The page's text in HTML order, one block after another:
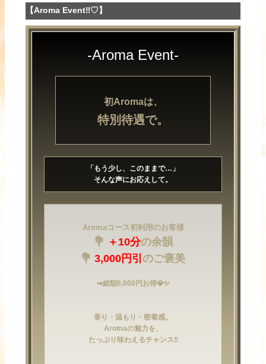
【Aroma Event‼♡】
-Aroma Event-
初Aromaは、
特別待遇で。
「もう少し、このままで…」
そんな声にお応えして。
Aromaコース初利用のお客様
💐 ＋10分の余韻
💐 3,000円引 のご褒美
➡総額6,000円お得💎✨
香り・温もり・密着感。
Aromaの魅力を、
たっぷり味わえるチャンス‼